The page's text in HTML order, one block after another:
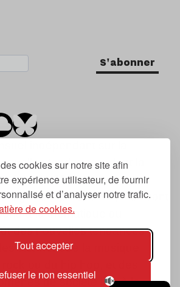
cookies sur notre site afin
expérience utilisateur, de fournir
et d’analyser notre trafic.
de cookies.
Tout accepter
le non essentiel
S'abonner
indépendant sur la
tendances, dont la
date de 2007.
signifie « prochain », « suivant
à la thématique du
des nouvelles tendances
viennent de la musique
ou du hip hop, et des
de société liés à la